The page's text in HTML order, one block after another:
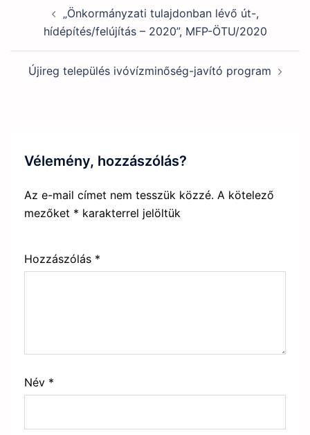
navigation„Önkormányzati tulajdonban lévő út-,
hídépítés/felújítás – 2020”, MFP-ÖTU/2020
Újireg település ivóvízminőség-javító program
Vélemény, hozzászólás?
Az e-mail címet nem tesszük közzé. A kötelező
mezőket * karakterrel jelöltük
Hozzászólás *
Név *